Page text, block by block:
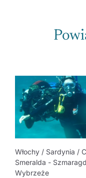
Włochy / Sardynia /
Smeralda -
Wybrzeże